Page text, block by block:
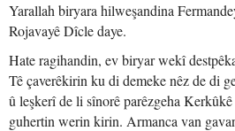
Yarallah biryara hilweşandina
Rojavayê Dîcle daye.
Hate ragihandin, ev biryar wekî
Tê çaverêkirin ku di demeke nêz de di
û leşkerî de li sînorê parêzgeha
guhertin werin kirin. Armanca van